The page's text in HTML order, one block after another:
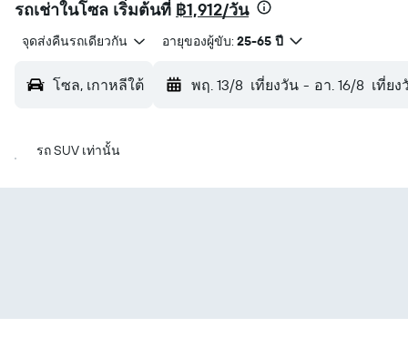
รถเช่าในโซล เริ่มต้นที่ ฿1,912/วัน
จุดส่งคืนรถเดียวกัน อายุของผู้ขับ: 25-65 ปี
โซล, เกาหลีใต้ พฤ. 13/8 เที่ยงวัน - อา. 16/8 เที่ยง
รถ SUV เท่านั้น